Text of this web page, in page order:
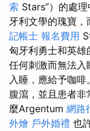
索 Stars”）的處理
牙利文學的瑰寶
記帳士 報名費用
匈牙利勇士和英
任何刺激而無法
入睡，應給予咖啡
腹瀉，並且患者
麼Argentum 網路
外燴 戶外婚禮 也